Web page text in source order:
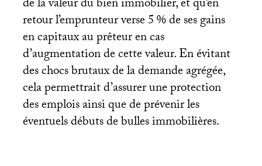
de la valeur du bien immobilier, et qu’en
retour l’emprunteur verse 5% de ses gains
en capitaux au prêteur en cas
d’augmentation de cette valeur. En évitant
des chocs brutaux de la demande agrégée,
cela permettrait d’assurer une protection
des emplois ainsi que de prévenir les
éventuels débuts de bulles immobilières.